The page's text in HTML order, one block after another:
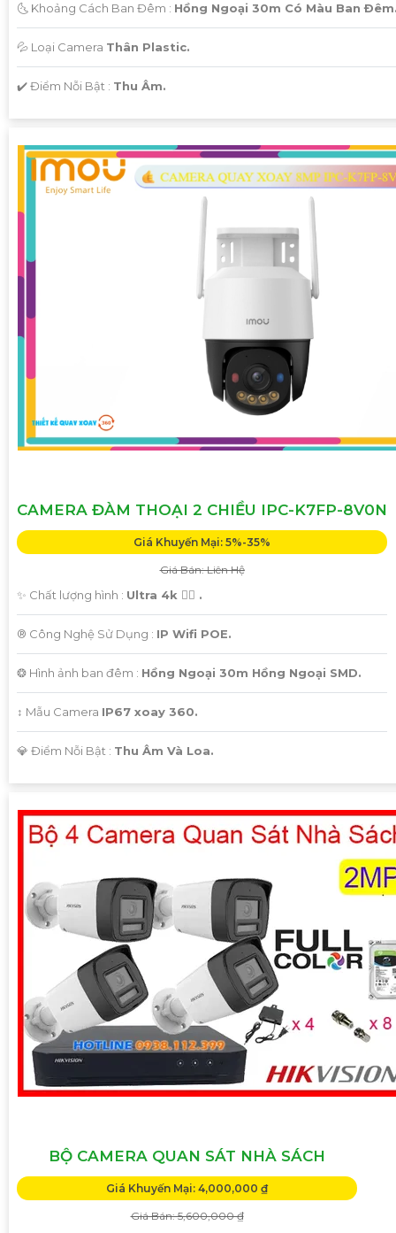
🌜 Khoảng Cách Ban Đêm : Hồng Ngoại 30m Có Màu Ban
💦 Loại Camera Thân Plastic.
️✔️ Điểm Nỗi Bật : Thu Âm.
CAMERA ĐÀM THOẠI 2 CHIỀU IPC-K7FP-8V0N
Giá Khuyến Mại: 5%-35%
Giá Bán: Liên Hệ
✨ Chất lượng hình : Ultra 4k 👍🏾 .
®️ Công Nghệ Sử Dụng : IP Wifi POE.
❂ Hình ảnh ban đêm : Hồng Ngoại 30m Hồng Ngoại SMD.
↕️ Mẫu Camera IP67 xoay 360.
️💎 Điểm Nỗi Bật : Thu Âm Và Loa.
BỘ CAMERA QUAN SÁT NHÀ SÁCH
Giá Khuyến Mại: 4,000,000 ₫
Giá Bán: 5,600,000 ₫